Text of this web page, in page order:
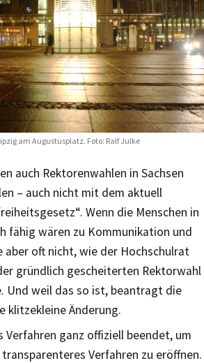
am Augustusplatz. Foto: Ralf Julke
auch Rektorenwahlen in Sachsen
– auch nicht mit dem aktuell
Wenn die Menschen in
fähig wären zu Kommunikation und
aber oft nicht, wie der Hochschulrat
gründlich gescheiterten Rektorwahl
Und weil das so ist, beantragt die
klitzekleine Änderung.
Verfahren ganz offiziell beendet, um
Verfahren zu eröffnen.